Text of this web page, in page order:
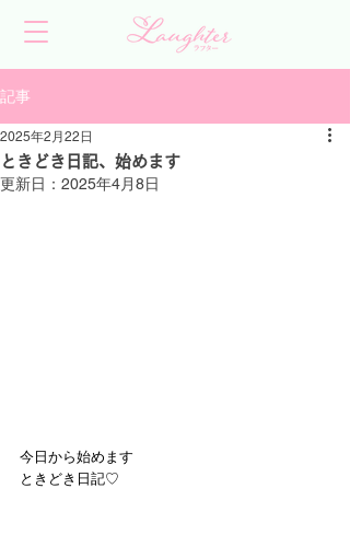
記事
ときどき日記、始めます
2025年2月22日
更新日： 2025年4月8日
今日から始めます
ときどき日記♡